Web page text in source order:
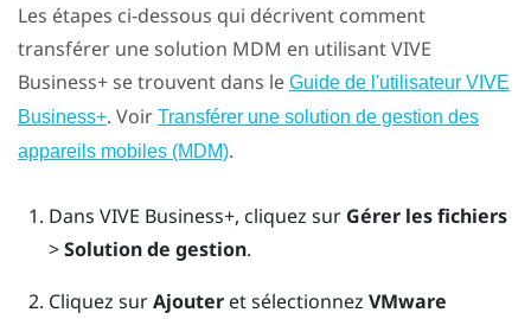
Les étapes ci-dessous qui décrivent comment
transférer une solution MDM en utilisantVIVE
Business+se trouvent dans le Guide de l'utilisateur VIVE
Business+. Voir Transférer une solution de gestion des
appareils mobiles (MDM).
Dans VIVE Business+, cliquez sur Gérer les fichiers
>Solution de gestion.
Cliquez surAjouteret sélectionnez VMware